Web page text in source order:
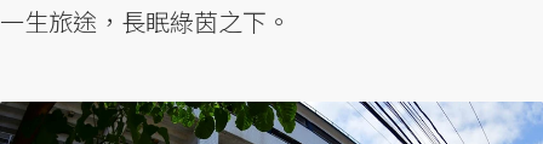
一生旅途，長眠綠茵之下。